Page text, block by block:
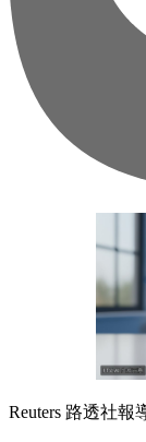
Reuters 路透社報